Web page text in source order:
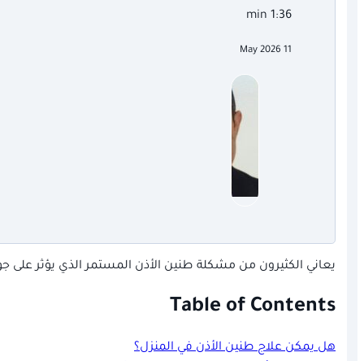
1:36 min
11 May 2026
يعاني الكثيرون من مشكلة طنين الأذن المستمر الذي يؤثر على
Table of Contents
هل يمكن علاج طنين الأذن في المنزل؟